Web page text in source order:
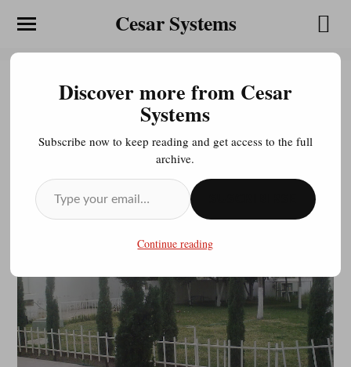
Cesar Systems
CONALEP 117 2013
MARZO 11, 2013
Discover more from Cesar
Systems
Subscribe now to keep reading and get access to the full
archive.
Continue reading